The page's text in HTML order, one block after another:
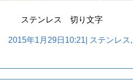
ステンレス 切り文字
2015年1月29日10:21| ステンレス,